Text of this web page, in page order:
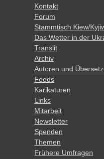
Kontakt
Forum
Stammtisch Kiew/
Das Wetter in der
Translit
Archiv
Autoren und
Feeds
Karikaturen
Links
Mitarbeit
Newsletter
Spenden
Themen
Frühere Umfragen